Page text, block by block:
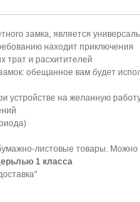
замка, является
находит приключения
трат и расхитителей
обещанное вам будет
устройстве на желанную
листовые товары. Можно
1 класса